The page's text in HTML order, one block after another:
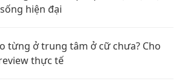
hiện đại
từng ở trung tâm ở cữ chưa? Cho
thực tế